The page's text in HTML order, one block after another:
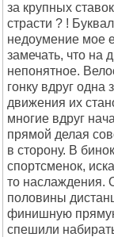
за крупных
страсти ? !
недоумение мое
замечать, что на
непонятное.
гонку вдруг одна
движения их
многие вдруг
прямой делая
в сторону. В
спортсменок,
то наслаждения.
половины
финишную
спешили